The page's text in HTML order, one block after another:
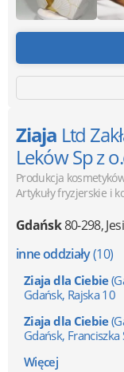
Ziaja Ltd
Leków Sp z
Produkcja
Artykuły fryzjerskie i
Gdańsk80-298,
inne oddziały(10)
Ziaja dla Ciebie
Gdańsk, Rajska 10
Ziaja dla Ciebie
Gdańsk,
Więcej